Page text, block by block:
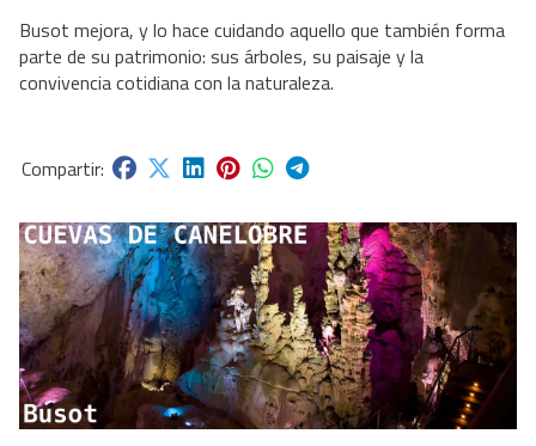
Busot mejora, y lo hace cuidando aquello que también forma
parte de su patrimonio: sus árboles, su paisaje y la
convivencia cotidiana con la naturaleza.